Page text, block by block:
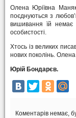
Олена Юріївна Маняк
поєднуються з
вишивання їй немає
особистості.
Хтось із великих
нових поколінь.
Юрій Бондарєв.
Коментарів немає,